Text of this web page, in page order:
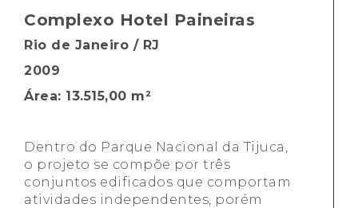
Complexo Hotel Paineiras
Rio de Janeiro / RJ
2009
Área: 13.515,00 m²
Dentro do Parque Nacional da Tijuca,
o projeto se compõe por três
conjuntos edificados que comportam
atividades independentes, porém